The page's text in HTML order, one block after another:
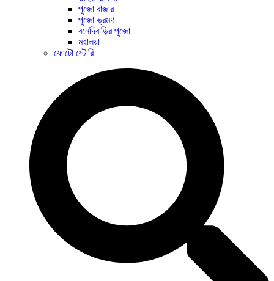
পুজো বাজার
পুজো ভ্রমণ
বনেদিবাড়ির পুজো
মহালয়া
ফোটো স্টোরি